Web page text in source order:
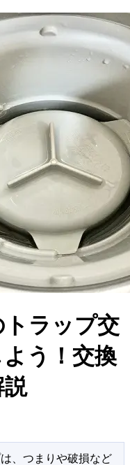
ラップ交
う！交換
、つまりや破損など